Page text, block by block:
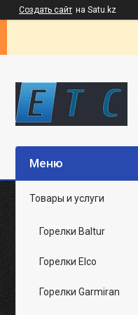
Создать сайт на Satu.kz
Товары и услуги
Горелки Baltur
Горелки Elco
Горелки Garmiran